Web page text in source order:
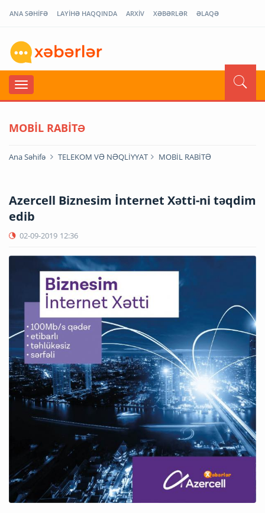
ANA SƏHİFƏ LAYİHƏ HAQQINDA ARXİV XƏBƏRLƏR ƏLAQƏ
MOBİL RABİTƏ
Ana Səhifə TELEKOM VƏ NƏQLİYYAT MOBİL RABİTƏ
Azercell Biznesim İnternet Xətti-ni təqdim
edib
02-09-2019 12:36